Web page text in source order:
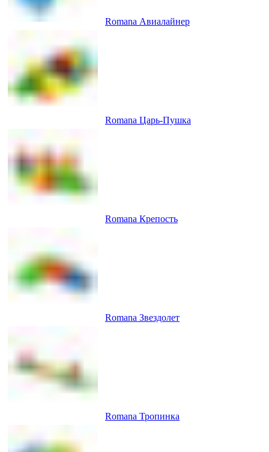
Romana Авиалайнер
Romana Царь-Пушка
Romana Крепость
Romana Звездолет
Romana Тропинка